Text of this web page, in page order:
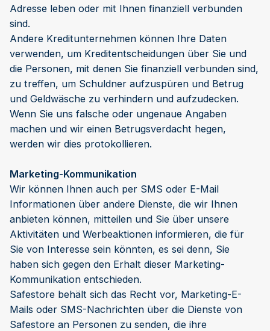
Adresse leben oder mit Ihnen finanziell verbunden
sind.
Andere Kreditunternehmen können Ihre Daten
verwenden, um Kreditentscheidungen über Sie und
die Personen, mit denen Sie finanziell verbunden sind,
zu treffen, um Schuldner aufzuspüren und Betrug
und Geldwäsche zu verhindern und aufzudecken.
Wenn Sie uns falsche oder ungenaue Angaben
machen und wir einen Betrugsverdacht hegen,
werden wir dies protokollieren.
Marketing-Kommunikation
Wir können Ihnen auch per SMS oder E-Mail
Informationen über andere Dienste, die wir Ihnen
anbieten können, mitteilen und Sie über unsere
Aktivitäten und Werbeaktionen informieren, die für
Sie von Interesse sein könnten, es sei denn, Sie
haben sich gegen den Erhalt dieser Marketing-
Kommunikation entschieden.
Safestore behält sich das Recht vor, Marketing-E-
Mails oder SMS-Nachrichten über die Dienste von
Safestore an Personen zu senden, die ihre